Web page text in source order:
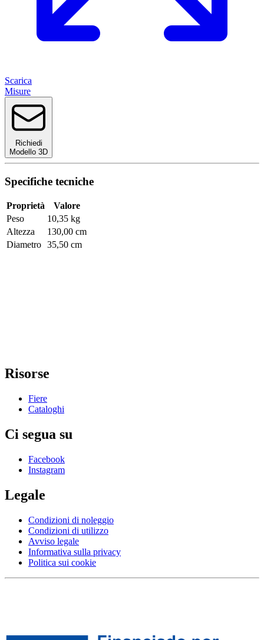
Scarica
Misure
Richiedi
Modello 3D
Specifiche tecniche
Proprietà
Valore
Peso
10,35 kg
Altezza
130,00 cm
Diametro 35,50 cm
Risorse
Fiere
Cataloghi
Ci segua su
Facebook
Instagram
Legale
Condizioni di noleggio
Condizioni di utilizzo
Avviso legale
Informativa sulla privacy
Politica sui cookie